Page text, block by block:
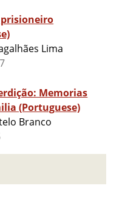
Lima
Memorias
(Portuguese)
Branco